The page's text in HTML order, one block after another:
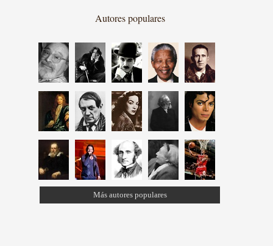
Autores populares
Más autores populares